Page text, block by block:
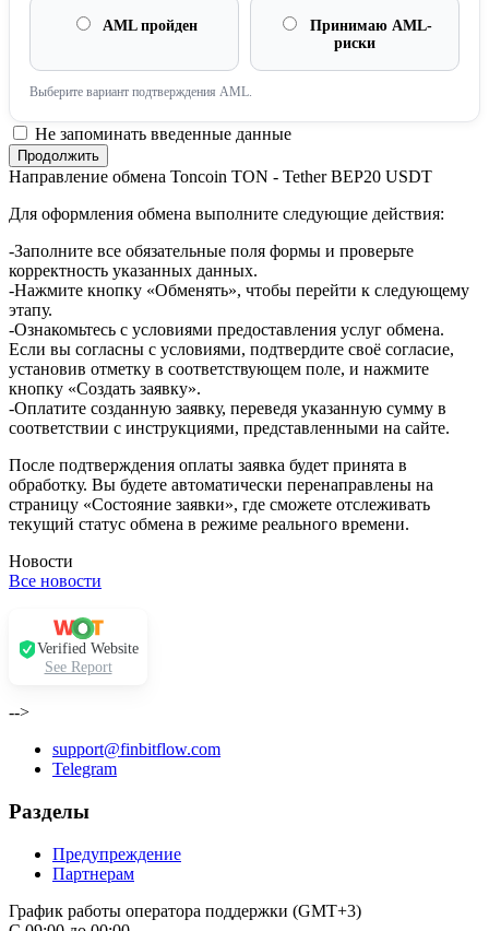
AML пройден
Принимаю AML-
риски
Выберите вариант подтверждения AML.
Не запоминать введенные данные
Направление обмена Toncoin TON - Tether BEP20 USDT
Для оформления обмена выполните следующие действия:
-Заполните все обязательные поля формы и проверьте
корректность указанных данных.
-Нажмите кнопку «Обменять», чтобы перейти к следующему
этапу.
-Ознакомьтесь с условиями предоставления услуг обмена.
Если вы согласны с условиями, подтвердите своё согласие,
установив отметку в соответствующем поле, и нажмите
кнопку «Создать заявку».
-Оплатите созданную заявку, переведя указанную сумму в
соответствии с инструкциями, представленными на сайте.
После подтверждения оплаты заявка будет принята в
обработку. Вы будете автоматически перенаправлены на
страницу «Состояние заявки», где сможете отслеживать
текущий статус обмена в режиме реального времени.
Новости
Все новости
Verified Website
See Report
-->
support@finbitflow.com
Telegram
Разделы
Предупреждение
Партнерам
График работы оператора поддержки (GMT+3)